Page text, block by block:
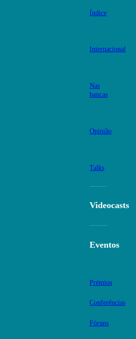
Índice
Internacional
Nas
bancas
Opinião
Talks
Videocasts
Eventos
Prémios
Conferências
Fóruns